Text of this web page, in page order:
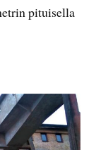
pituisella